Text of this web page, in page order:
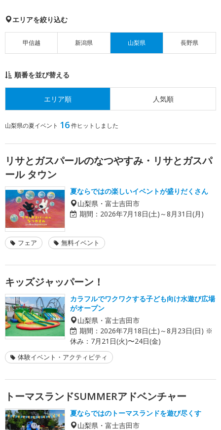
エリアを絞り込む
甲信越 新潟県 山梨県 長野県
順番を並び替える
エリア順 人気順
山梨県の夏イベント 16件ヒットしました
リサとガスパールのなつやすみ・リサとガスパ
ール タウン
夏ならではの楽しいイベントが盛りだくさん
山梨県・富士吉田市
期間： 2026年7月18日(土)～8月31日(月)
フェア 無料イベント
キッズジャッパーン！
カラフルでワクワクする子ども向け水遊び広場
がオープン
山梨県・富士吉田市
期間： 2026年7月18日(土)～8月23日(日) ※
休み：7月21日(火)〜24日(金)
体験イベント・アクティビティ
トーマスランドSUMMERアドベンチャー
夏ならではのトーマスランドを遊び尽くす
山梨県・富士吉田市